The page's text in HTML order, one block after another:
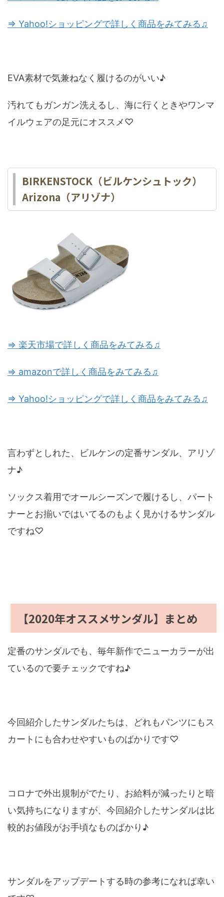
⇒ Yahoo!ショッピングで詳しく商品をみてみる♫
EVA素材で気兼ねなく履けるのがいい♪
汚れてもガンガン洗えるし、海に行くときやワンマ
イルウェアの足元にオススメ♡
BIRKENSTOCK（ビルケンシュトック）
Arizona（アリゾナ）
⇒ 楽天市場で詳しく商品をみてみる♫
⇒ amazonで詳しく商品をみてみる♫
⇒ Yahoo!ショッピングで詳しく商品をみてみる♫
言わずとしれた、ビルケンの定番サンダル、アリゾ
ナ♪
ソックス着用でオールシーズンで履けるし、パート
ナーとお揃いではいてるのもよく見かけるサンダル
ですね♡
【2020年オススメサンダル】まとめ
定番のサンダルでも、毎年新作でニューカラーが出
ているので要チェックですね♪
今回紹介したサンダルたちは、どれもパンツにもス
カートにも合わせやすいものばかりです♡
コロナで外出規制がでたり、お給料が減ったりと暗
い気持ちになりますが、今回紹介したサンダルは比
較的お値段がお手頃なものばかり♪
サンダルをアップデートする時の参考になれば幸い